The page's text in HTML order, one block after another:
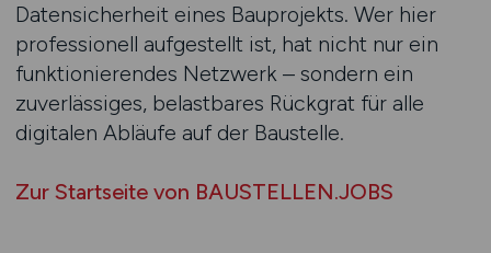
Datensicherheit eines Bauprojekts. Wer hier
professionell aufgestellt ist, hat nicht nur ein
funktionierendes Netzwerk – sondern ein
zuverlässiges, belastbares Rückgrat für alle
digitalen Abläufe auf der Baustelle.
Zur Startseite von BAUSTELLEN.JOBS